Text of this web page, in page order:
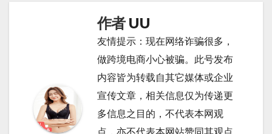
作者 UU
友情提示：现在网络诈骗很多，
做跨境电商小心被骗。此号发布
内容皆为转载自其它媒体或企业
宣传文章，相关信息仅为传递更
多信息之目的，不代表本网观
点，亦不代表本网站赞同其观点